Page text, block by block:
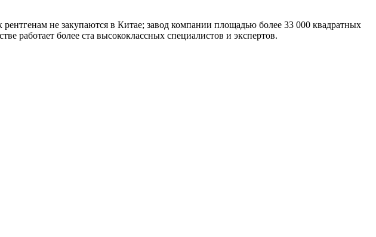
не закупаются в Китае; завод компании площадью более 33 000 квадратных
работает более ста высококлассных специалистов и экспертов.